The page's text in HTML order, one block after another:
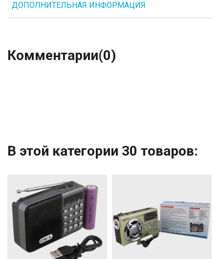
ДОПОЛНИТЕЛЬНАЯ ИНФОРМАЦИЯ
Комментарии(0)
В этой категории 30 товаров: